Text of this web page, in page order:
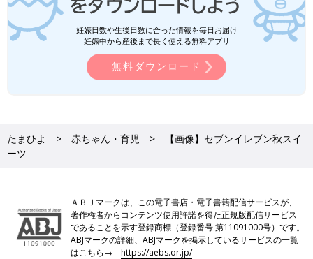
妊娠日数や生後日数に合った情報を毎日お届け
妊娠中から産後まで長く使える無料アプリ
無料ダウンロード
たまひよ 赤ちゃん・育児
【画像】セブンイレブン秋スイ
ーツ
ＡＢＪマークは、この電子書店・電子書籍配信サービスが、
著作権者からコンテンツ使用許諾を得た正規版配信サービス
であることを示す登録商標（登録番号 第11091000号）です。
ABJマークの詳細、ABJマークを掲示しているサービスの一覧
はこちら→https://aebs.or.jp/